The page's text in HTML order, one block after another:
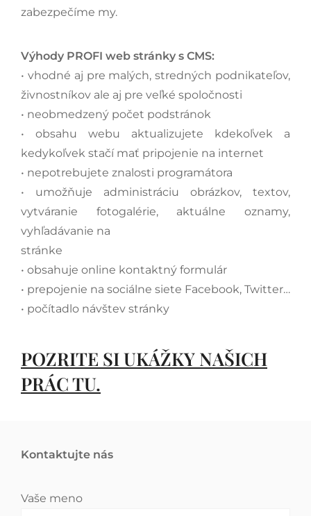
zabezpečíme my.
Výhody PROFI web stránky s CMS:
• vhodné aj pre malých, stredných podnikateľov,
živnostníkov ale aj pre veľké spoločnosti
• neobmedzený počet podstránok
• obsahu webu aktualizujete kdekoľvek a
kedykoľvek stačí mať pripojenie na internet
• nepotrebujete znalosti programátora
• umožňuje administráciu obrázkov, textov,
vytváranie fotogalérie, aktuálne oznamy,
vyhľadávanie na
stránke
• obsahuje online kontaktný formulár
• prepojenie na sociálne siete Facebook, Twitter…
• počítadlo návštev stránky
POZRITE SI UKÁŽKY NAŠICH
PRÁC TU.
Kontaktujte nás
Vaše meno